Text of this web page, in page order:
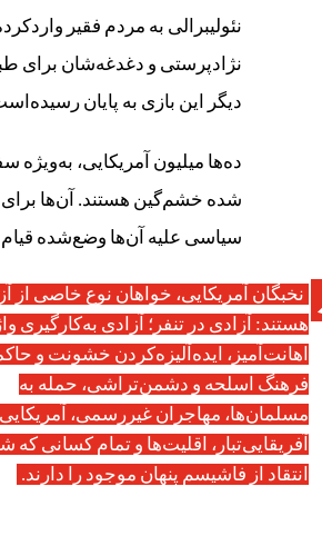
نئولیبرالی به مردم فقیر
نژادپرستی و دغدغه‌شان برای
دیگر این بازی به پایان
ده‌ها میلیون آمریکایی،
شده خشم‌گین هستند. آن‌ها
سیاسی علیه آن‌ها وضع‌شده قیام
نخبگان آمریکایی، خواهان نوع خاصی از
هستند: آزادی در تنفر؛ آزادی به‌کارگیری
اهانت‌آمیز، ایده‌آلیزه‌کردن خشونت و
فرهنگ اسلحه و دشمن‌تراشی، حمله به
مسلمان‌ها، مهاجران غیررسمی،
آفریقایی‌تبار، اقلیت‌ها و تمام کسانی که
انتقاد از فاشیسم پنهان موجود را دارند.